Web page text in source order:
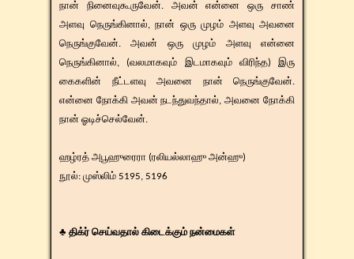
நான் நினைவுகூருவேன். அவன் என்னை ஒரு சாண்
அளவு நெருங்கினால், நான் ஒரு முழம் அளவு அவனை
நெருங்குவேன். அவன் ஒரு முழம் அளவு என்னை
நெருங்கினால், (வலமாகவும் இடமாகவும் விரிந்த) இரு
கைகளின் நீட்டளவு அவனை நான் நெருங்குவேன்.
என்னை நோக்கி அவன் நடந்துவந்தால், அவனை நோக்கி
நான் ஓடிச்செல்வேன்.
ஹழ்ரத் ​அபூஹுரைரா (ரலியல்லாஹு அன்ஹு)
​நூல்: முஸ்லிம் 5195, 5196
♣ திக்ர் செய்வதால் கிடைக்கும் நன்மைகள்